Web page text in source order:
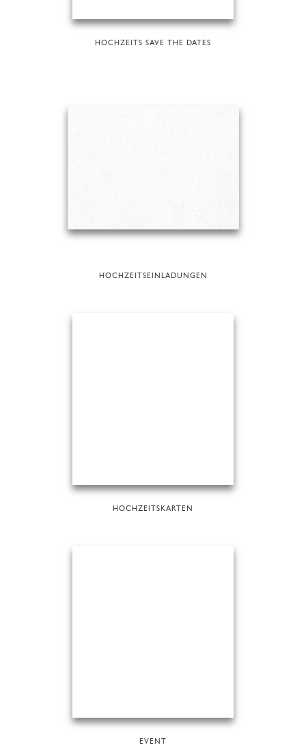
HOCHZEITS SAVE THE DATES
HOCHZEITSEINLADUNGEN
HOCHZEITSKARTEN
EVENT